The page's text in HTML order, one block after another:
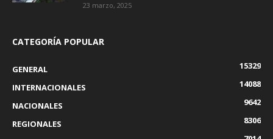
23 marzo, 2025
CATEGORÍA POPULAR
GENERAL
15329
INTERNACIONALES
14088
NACIONALES
9642
REGIONALES
8306